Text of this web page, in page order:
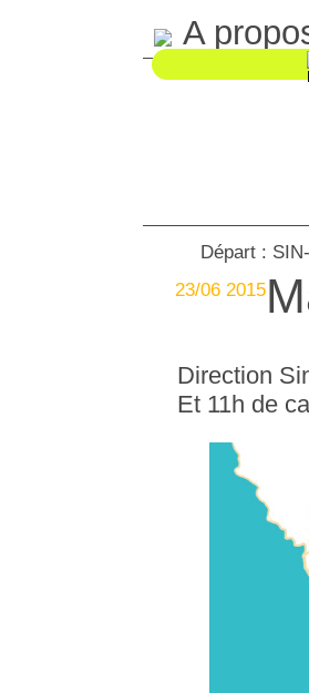
A
Départ :
23/06 2015
Direction
Et 11h de